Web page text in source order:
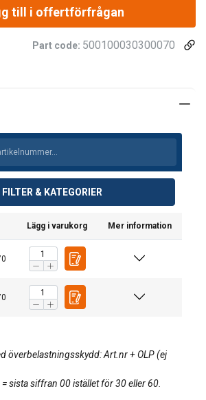
till i offertförfrågan
Part code: 500100030300070
FILTER & KATEGORIER
Lägg i varukorg Mer information
överbelastningsskydd: Art.nr + OLP (ej
sista siffran 00 istället för 30 eller 60.
Spaklyftblock POWERTEX PCB-S2